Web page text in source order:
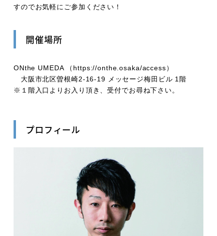
すのでお気軽にご参加ください！
開催場所
ONthe UMEDA （https://onthe.osaka/access）
大阪市北区曽根崎2-16-19 メッセージ梅田ビル 1階
※１階入口よりお入り頂き、受付でお尋ね下さい。
プロフィール